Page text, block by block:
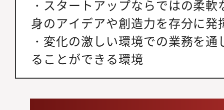
・スタートアップならではの柔
身のアイデアや創造力を存分に発
・変化の激しい環境での業務を
ることができる環境